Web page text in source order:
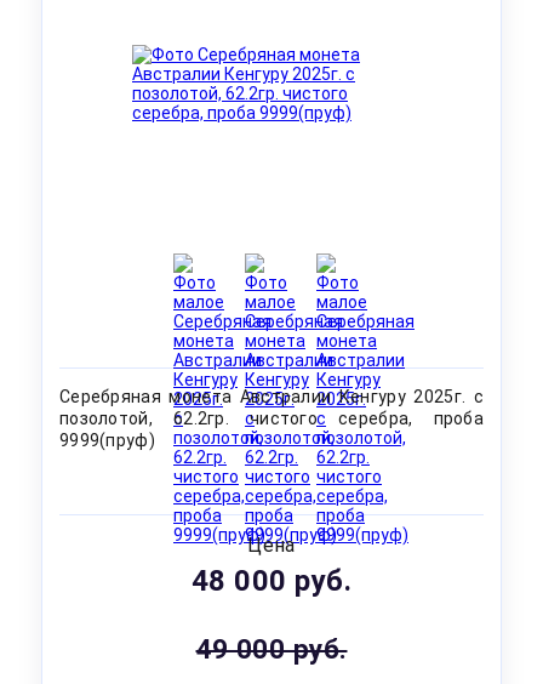
Серебряная монета Австралии Кенгуру 2025г. с
позолотой, 62.2гр. чистого серебра, проба
9999(пруф)
Цена
48 000 руб.
49 000 руб.